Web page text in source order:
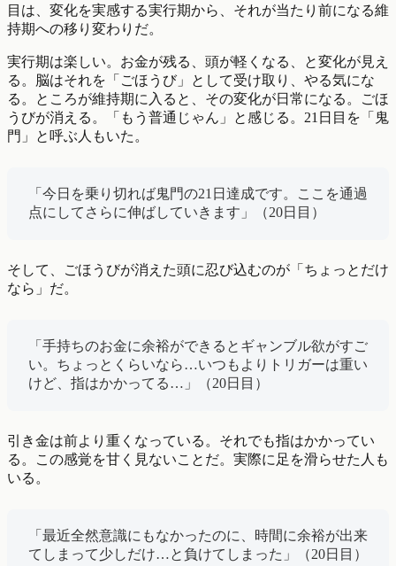
目は、変化を実感する実行期から、それが当たり前になる維
持期への移り変わりだ。
実行期は楽しい。お金が残る、頭が軽くなる、と変化が見え
る。脳はそれを「ごほうび」として受け取り、やる気にな
る。ところが維持期に入ると、その変化が日常になる。ごほ
うびが消える。「もう普通じゃん」と感じる。21日目を「鬼
門」と呼ぶ人もいた。
「今日を乗り切れば鬼門の21日達成です。ここを通過
点にしてさらに伸ばしていきます」（20日目）
そして、ごほうびが消えた頭に忍び込むのが「ちょっとだけ
なら」だ。
「手持ちのお金に余裕ができるとギャンブル欲がすご
い。ちょっとくらいなら…いつもよりトリガーは重い
けど、指はかかってる…」（20日目）
引き金は前より重くなっている。それでも指はかかってい
る。この感覚を甘く見ないことだ。実際に足を滑らせた人も
いる。
「最近全然意識にもなかったのに、時間に余裕が出来
てしまって少しだけ…と負けてしまった」（20日目）